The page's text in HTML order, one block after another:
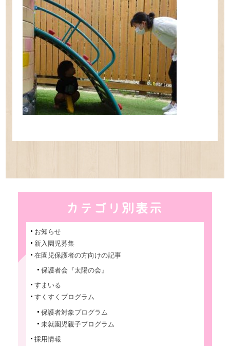
お知らせ
新入園児募集
在園児保護者の方向けの記事
保護者会『太陽の会』
すまいる
すくすくプログラム
保護者対象プログラム
未就園児親子プログラム
採用情報